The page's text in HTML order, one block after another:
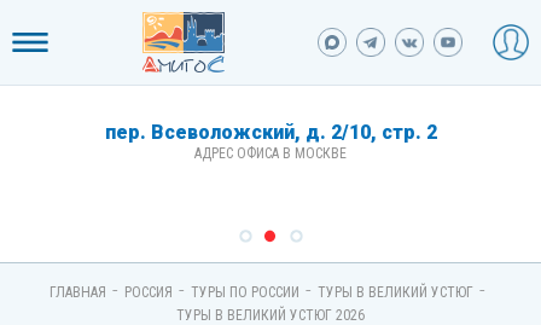
пер. Всеволожский, д. 2/10, стр. 2
АДРЕС ОФИСА В МОСКВЕ
ГЛАВНАЯ - РОССИЯ - ТУРЫ ПО РОССИИ - ТУРЫ В ВЕЛИКИЙ УСТЮГ -
ТУРЫ В ВЕЛИКИЙ УСТЮГ 2026